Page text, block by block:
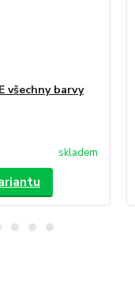
všechny barvy
skladem